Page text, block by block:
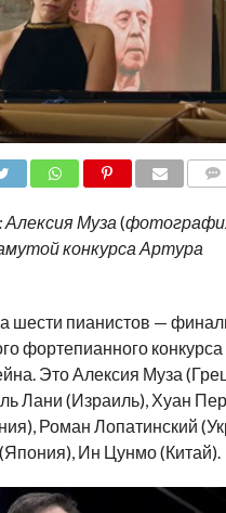
Муза (
конкурса Артура
шести пианистов —
фортепианного
Это Алексия Муза
Лани (Израиль), Хуан
Роман Лопатинский
Ин Цунмо (Китай).